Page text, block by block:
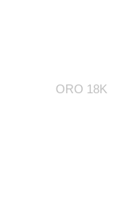
ORO 18K